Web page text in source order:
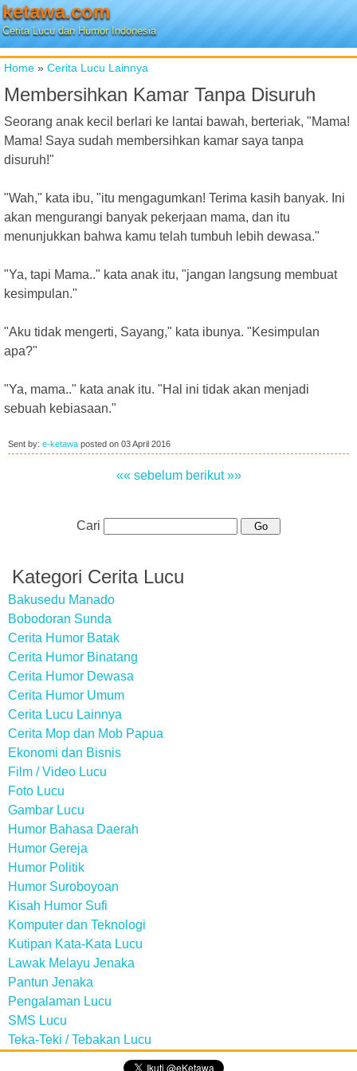
ketawa.com
Cerita Lucu dan Humor Indonesia
Home » Cerita Lucu Lainnya
Membersihkan Kamar Tanpa Disuruh
Seorang anak kecil berlari ke lantai bawah, berteriak, "Mama!
Mama! Saya sudah membersihkan kamar saya tanpa
disuruh!"
"Wah," kata ibu, "itu mengagumkan! Terima kasih banyak. Ini
akan mengurangi banyak pekerjaan mama, dan itu
menunjukkan bahwa kamu telah tumbuh lebih dewasa."
"Ya, tapi Mama.." kata anak itu, "jangan langsung membuat
kesimpulan."
"Aku tidak mengerti, Sayang," kata ibunya. "Kesimpulan
apa?"
"Ya, mama.." kata anak itu. "Hal ini tidak akan menjadi
sebuah kebiasaan."
Sent by: e-ketawa posted on 03 April 2016
«« sebelum berikut »»
Cari
Kategori Cerita Lucu
Bakusedu Manado
Bobodoran Sunda
Cerita Humor Batak
Cerita Humor Binatang
Cerita Humor Dewasa
Cerita Humor Umum
Cerita Lucu Lainnya
Cerita Mop dan Mob Papua
Ekonomi dan Bisnis
Film / Video Lucu
Foto Lucu
Gambar Lucu
Humor Bahasa Daerah
Humor Gereja
Humor Politik
Humor Suroboyoan
Kisah Humor Sufi
Komputer dan Teknologi
Kutipan Kata-Kata Lucu
Lawak Melayu Jenaka
Pantun Jenaka
Pengalaman Lucu
SMS Lucu
Teka-Teki / Tebakan Lucu